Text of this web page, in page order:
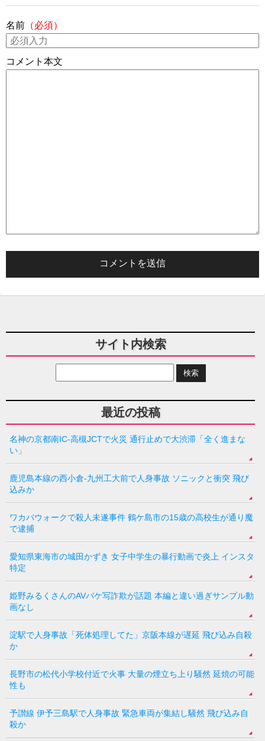
名前 （必須）
コメント本文
サイト内検索
最近の投稿
名神の京都南IC-高槻JCTで火災 通行止めで大渋滞「全く進まな
い」
鹿児島本線の西小倉-九州工大前で人身事故 ソニックと衝突 飛び
込みか
ワカバウォークで殺人未遂事件 鶴ケ島市の15歳の高校生が通り魔
で逮捕
愛知県東海市の城田かずき 女子中学生の暴行動画で炎上 インスタ
特定
姫野みるくさんのAVパケ写詐欺が話題 本編と違い過ぎサンプル動
画なし
淀駅で人身事故「死体処理してた」京阪本線が遅延 飛び込み自殺
か
長野市の松代小学校付近で火事 大量の煙立ち上り騒然 延焼の可能
性も
予讃線 伊予三島駅で人身事故 緊急車両が集結し騒然 飛び込み自
殺か